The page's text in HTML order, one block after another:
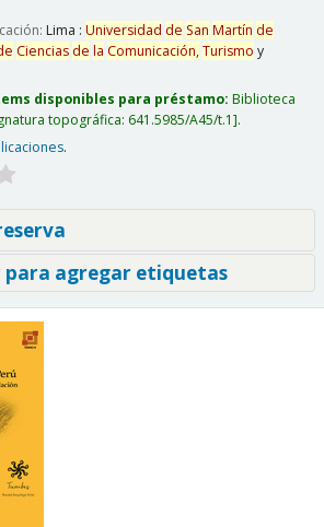
Lima : Universidad de San Martín de
Ciencias de la Comunicación,Turismo y
disponibles para préstamo: Biblioteca
topográfica: 641.5985/A45/t.1 .
.
agregar etiquetas